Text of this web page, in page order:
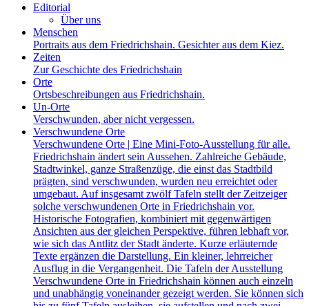
Editorial
Über uns
Menschen
Portraits aus dem Friedrichshain. Gesichter aus dem Kiez.
Zeiten
Zur Geschichte des Friedrichshain
Orte
Ortsbeschreibungen aus Friedrichshain.
Un-Orte
Verschwunden, aber nicht vergessen.
Verschwundene Orte
Verschwundene Orte | Eine Mini-Foto-Ausstellung für alle.
Friedrichshain ändert sein Aussehen. Zahlreiche Gebäude,
Stadtwinkel, ganze Straßenzüge, die einst das Stadtbild
prägten, sind verschwunden, wurden neu erreichtet oder
umgebaut. Auf insgesamt zwölf Tafeln stellt der Zeitzeiger
solche verschwundenen Orte in Friedrichshain vor.
Historische Fotografien, kombiniert mit gegenwärtigen
Ansichten aus der gleichen Perspektive, führen lebhaft vor,
wie sich das Antlitz der Stadt änderte. Kurze erläuternde
Texte ergänzen die Darstellung. Ein kleiner, lehrreicher
Ausflug in die Vergangenheit. Die Tafeln der Ausstellung
Verschwundene Orte in Friedrichshain können auch einzeln
und unabhängig voneinander gezeigt werden. Sie können sich